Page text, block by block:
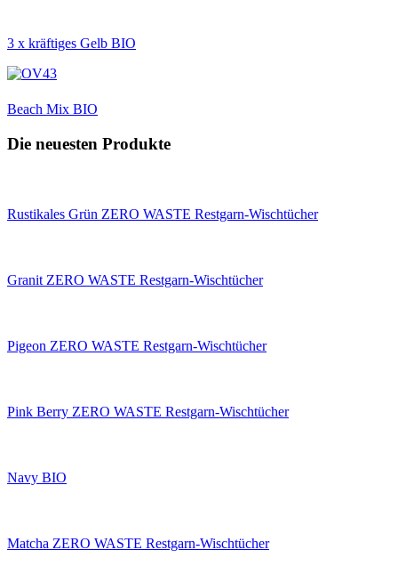
3 x kräftiges Gelb BIO
Beach Mix BIO
Die neuesten Produkte
Rustikales Grün ZERO WASTE Restgarn-Wischtücher
Granit ZERO WASTE Restgarn-Wischtücher
Pigeon ZERO WASTE Restgarn-Wischtücher
Pink Berry ZERO WASTE Restgarn-Wischtücher
Navy BIO
Matcha ZERO WASTE Restgarn-Wischtücher